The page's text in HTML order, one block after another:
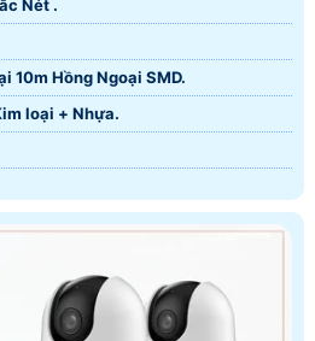
Nét .
10m Hồng Ngoại SMD.
loại + Nhựa.